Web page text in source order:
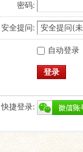
密码:
安全提问:
自动登录
登录
快捷登录: